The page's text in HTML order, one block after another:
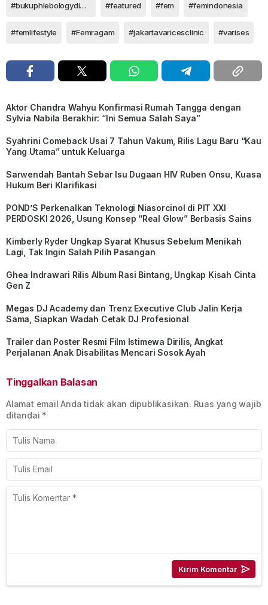
#bukuphlebologydiagnosisdanterapivarises #featured #fem #femindonesia
#femlifestyle #Femragam #jakartavaricesclinic #varises
Aktor Chandra Wahyu Konfirmasi Rumah Tangga dengan
Sylvia Nabila Berakhir: “Ini Semua Salah Saya”
Syahrini Comeback Usai 7 Tahun Vakum, Rilis Lagu Baru “Kau
Yang Utama” untuk Keluarga
Sarwendah Bantah Sebar Isu Dugaan HIV Ruben Onsu, Kuasa
Hukum Beri Klarifikasi
POND’S Perkenalkan Teknologi Niasorcinol di PIT XXI
PERDOSKI 2026, Usung Konsep “Real Glow” Berbasis Sains
Kimberly Ryder Ungkap Syarat Khusus Sebelum Menikah
Lagi, Tak Ingin Salah Pilih Pasangan
Ghea Indrawari Rilis Album Rasi Bintang, Ungkap Kisah Cinta
Gen Z
Megas DJ Academy dan Trenz Executive Club Jalin Kerja
Sama, Siapkan Wadah Cetak DJ Profesional
Trailer dan Poster Resmi Film Istimewa Dirilis, Angkat
Perjalanan Anak Disabilitas Mencari Sosok Ayah
Tinggalkan Balasan
Alamat email Anda tidak akan dipublikasikan. Ruas yang wajib
ditandai *